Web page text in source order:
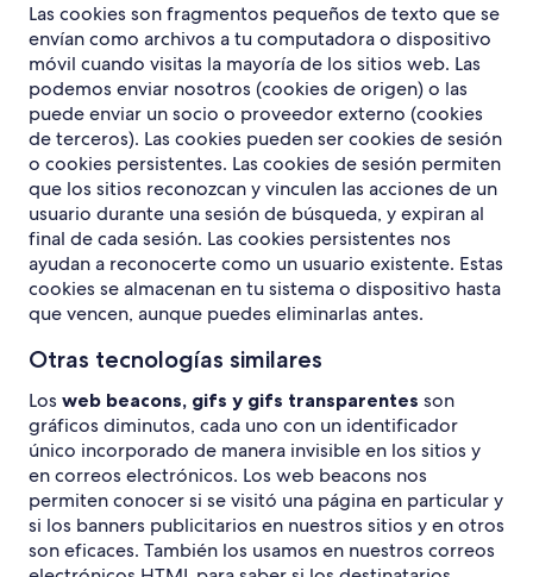
Las cookies son fragmentos pequeños de texto que se
envían como archivos a tu computadora o dispositivo
móvil cuando visitas la mayoría de los sitios web. Las
podemos enviar nosotros (cookies de origen) o las
puede enviar un socio o proveedor externo (cookies
de terceros). Las cookies pueden ser cookies de sesión
o cookies persistentes. Las cookies de sesión permiten
que los sitios reconozcan y vinculen las acciones de un
usuario durante una sesión de búsqueda, y expiran al
final de cada sesión. Las cookies persistentes nos
ayudan a reconocerte como un usuario existente. Estas
cookies se almacenan en tu sistema o dispositivo hasta
que vencen, aunque puedes eliminarlas antes.
Otras tecnologías similares
Los web beacons, gifs y gifs transparentes son
gráficos diminutos, cada uno con un identificador
único incorporado de manera invisible en los sitios y
en correos electrónicos. Los web beacons nos
permiten conocer si se visitó una página en particular y
si los banners publicitarios en nuestros sitios y en otros
son eficaces. También los usamos en nuestros correos